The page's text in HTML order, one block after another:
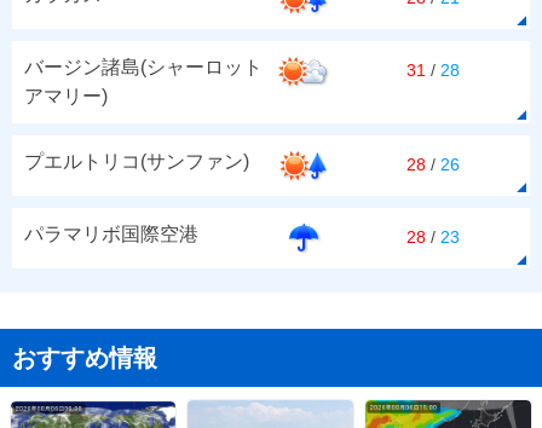
バージン諸島(シャーロット
アマリー)
31 / 28
プエルトリコ(サンファン) 28 / 26
パラマリボ国際空港 28 / 23
おすすめ情報